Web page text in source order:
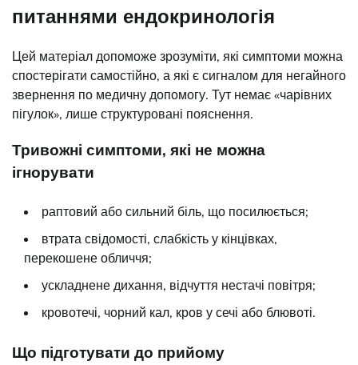
питаннями ендокринологія
Цей матеріал допоможе зрозуміти, які симптоми можна
спостерігати самостійно, а які є сигналом для негайного
звернення по медичну допомогу. Тут немає «чарівних
пігулок», лише структуровані пояснення.
Тривожні симптоми, які не можна
ігнорувати
раптовий або сильний біль, що посилюється;
втрата свідомості, слабкість у кінцівках,
перекошене обличчя;
ускладнене дихання, відчуття нестачі повітря;
кровотечі, чорний кал, кров у сечі або блювоті.
Що підготувати до прийому